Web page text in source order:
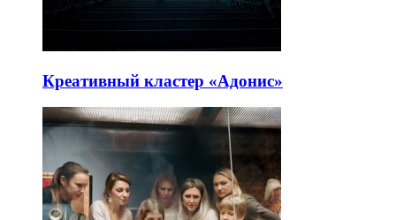
Креативный кластер «Адонис»